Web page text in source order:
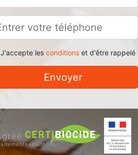
J'accepte les conditionset d'être rappelé
Envoyer